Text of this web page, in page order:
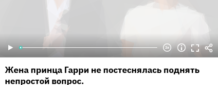
Жена принца Гарри не постеснялась поднять
непростой вопрос.